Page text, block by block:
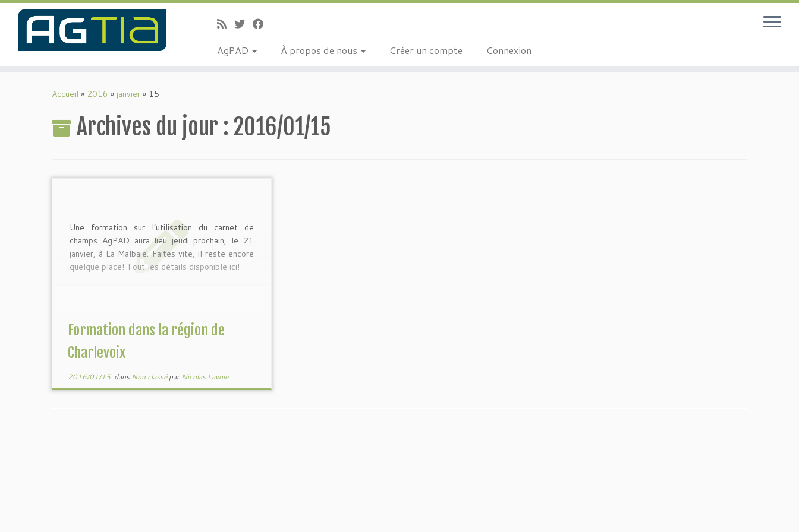
AgPAD À propos de nous Créer un compte Connexion
Accueil » 2016 » janvier » 15
Archives du jour : 2016/01/15
Une formation sur l’utilisation du carnet de
champs AgPAD aura lieu jeudi prochain, le 21
janvier, à La Malbaie. Faites vite, il reste encore
quelque place! Tout les détails disponible ici!
Formation dans la région de
Charlevoix
2016/01/15dans Non classéparNicolas Lavoie